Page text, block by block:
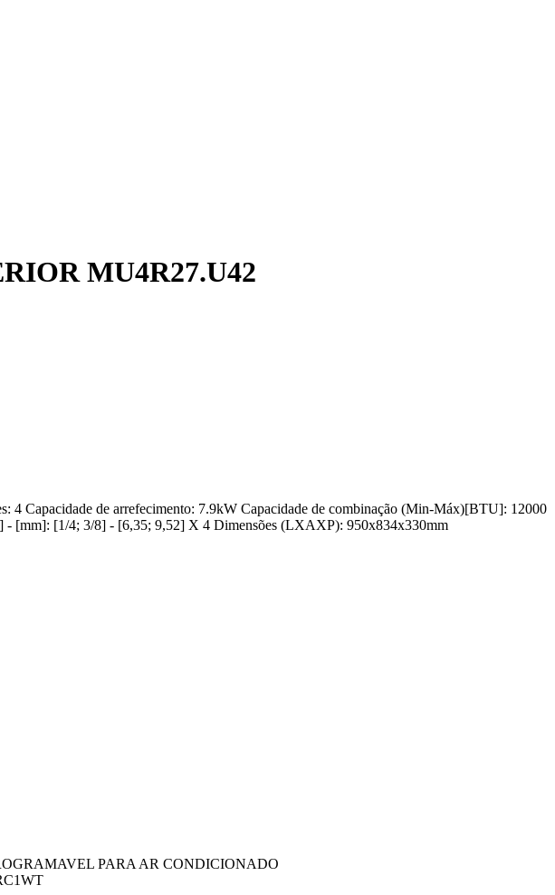
MU4R27.U42
Capacidade de arrefecimento: 7.9kW Capacidade de combinação (Min-Máx)[BTU]: 12000
- [mm]: [1/4; 3/8] - [6,35; 9,52] X 4 Dimensões (LXAXP): 950x834x330mm
PARA AR CONDICIONADO